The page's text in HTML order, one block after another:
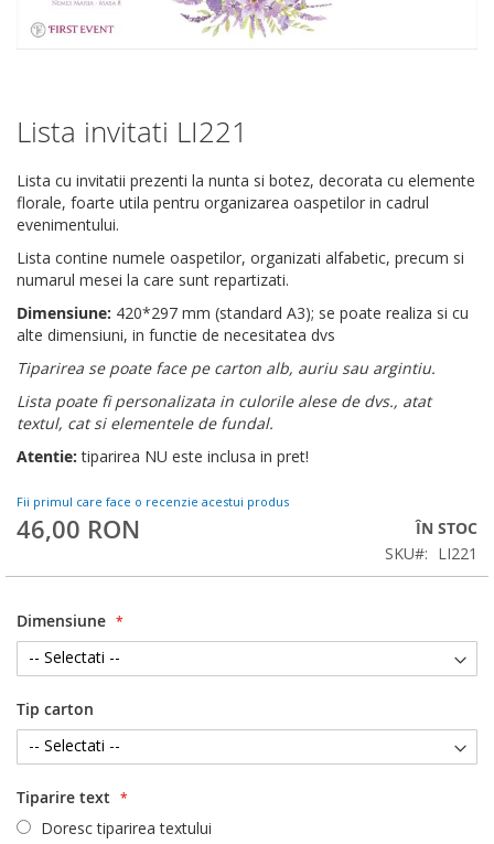
Lista invitati LI221
Lista cu invitatii prezenti la nunta si botez, decorata cu elemente
florale, foarte utila pentru organizarea oaspetilor in cadrul
evenimentului.
Lista contine numele oaspetilor, organizati alfabetic, precum si
numarul mesei la care sunt repartizati.
Dimensiune: 420*297 mm (standard A3); se poate realiza si cu
alte dimensiuni, in functie de necesitatea dvs
Tiparirea se poate face pe carton alb, auriu sau argintiu.
Lista poate fi personalizata in culorile alese de dvs., atat
textul, cat si elementele de fundal.
Atentie:tiparirea NU este inclusa in pret!
Fii primul care face o recenzie acestui produs
46,00 RON
ÎN STOC
SKU
LI221
Dimensiune
Tip carton
Tiparire text
Doresc tiparirea textului
Skip
to
beginning
of
the
images
gallery